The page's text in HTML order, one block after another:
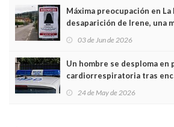
Máxima preocupación en
desaparición de Irene, una
03 de Jun de 2026
Un hombre se desploma en
cardiorrespiratoria tras
Local en Luanco
24 de May de 2026